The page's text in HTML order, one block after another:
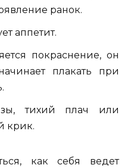
ранок.
аппетит.
покраснение, он
плакать при
тихий плач или
крик.
как себя ведет